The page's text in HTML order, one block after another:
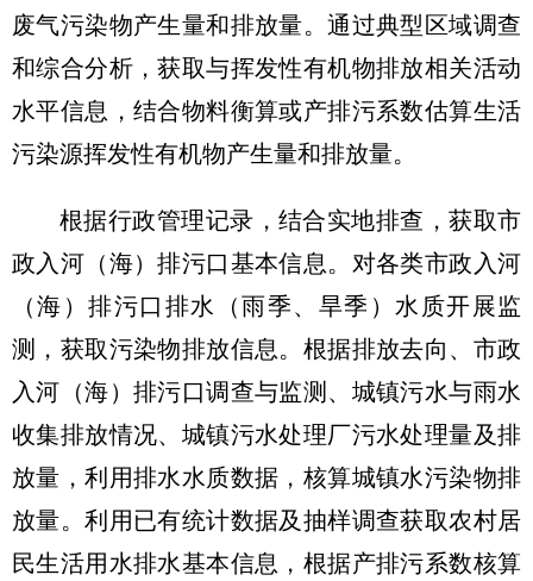
废气污染物产生量和排放量。通过典型区域调查
和综合分析，获取与挥发性有机物排放相关活动
水平信息，结合物料衡算或产排污系数估算生活
污染源挥发性有机物产生量和排放量。
根据行政管理记录，结合实地排查，获取市
政入河（海）排污口基本信息。对各类市政入河
（海）排污口排水（雨季、旱季）水质开展监
测，获取污染物排放信息。根据排放去向、市政
入河（海）排污口调查与监测、城镇污水与雨水
收集排放情况、城镇污水处理厂污水处理量及排
放量，利用排水水质数据，核算城镇水污染物排
放量。利用已有统计数据及抽样调查获取农村居
民生活用水排水基本信息，根据产排污系数核算